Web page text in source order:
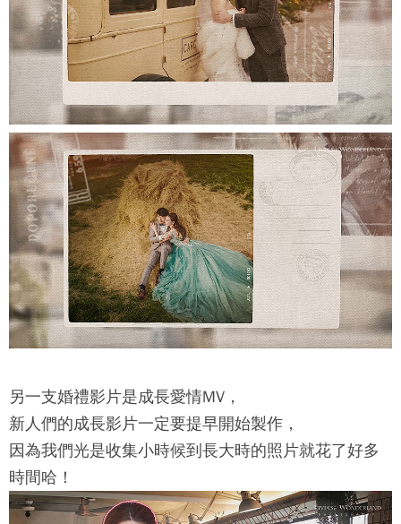
另一支婚禮影片是成長愛情MV，
新人們的成長影片一定要提早開始製作，
因為我們光是收集小時候到長大時的照片就花了好多
時間哈！